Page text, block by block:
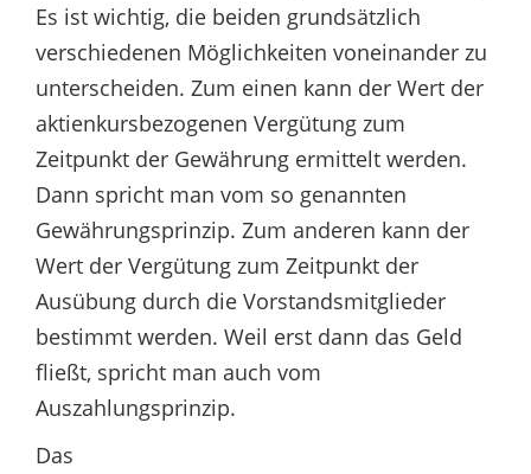
Es ist wichtig, die beiden grundsätzlich
verschiedenen Möglichkeiten voneinander zu
unterscheiden. Zum einen kann der Wert der
aktienkursbezogenen Vergütung zum
Zeitpunkt der Gewährung ermittelt werden.
Dann spricht man vom so genannten
Gewährungsprinzip. Zum anderen kann der
Wert der Vergütung zum Zeitpunkt der
Ausübung durch die Vorstandsmitglieder
bestimmt werden. Weil erst dann das Geld
fließt, spricht man auch vom
Auszahlungsprinzip.
Das